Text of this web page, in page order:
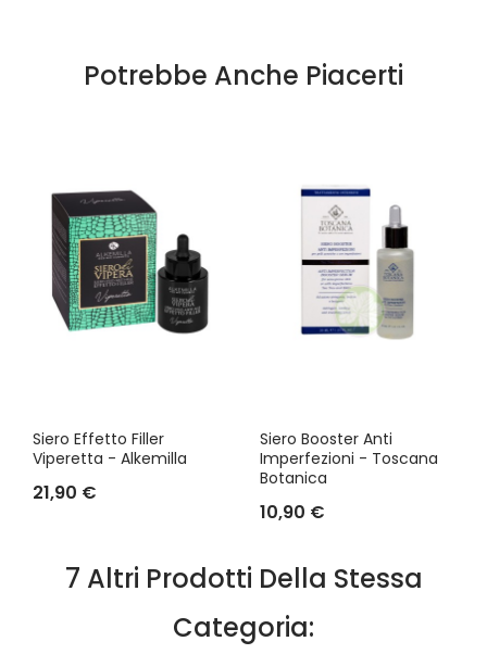
Potrebbe Anche Piacerti
Siero Effetto Filler
Viperetta - Alkemilla
21,90 €
Siero Booster Anti
Imperfezioni - Toscana
Botanica
10,90 €
7 Altri Prodotti Della Stessa
Categoria: